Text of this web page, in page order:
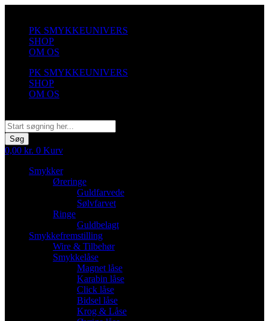
indholdPK SMYKKEUNIVERS
SHOP
OM OS
PK SMYKKEUNIVERS
SHOP
OM OS
Søg
0,00 kr. 0 Kurv
Smykker
Øreringe
Guldfarvede
Sølvfarvet
Ringe
Guldbelagt
Smykkefremstilling
Wire & Tilbehør
Smykkelåse
Magnet låse
Karabin låse
Click låse
Bidsel låse
Krog & Låse